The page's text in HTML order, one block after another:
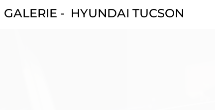
GALERIE - HYUNDAI TUCSON